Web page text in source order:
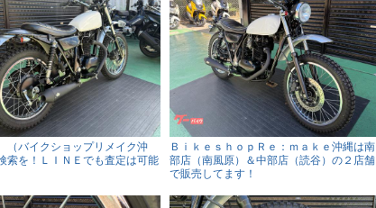
（バイクショップリメイク沖
索を！ＬＩＮＥでも査定は可能
ＢｉｋｅｓｈｏｐＲｅ：ｍａｋｅ沖縄は南
部店（南風原）＆中部店（読谷）の２店舗
で販売してます！